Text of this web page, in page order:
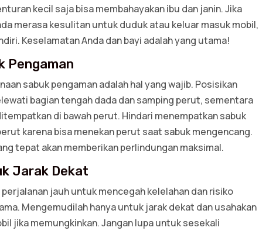
kecil saja bisa membahayakan ibu dan janin. Jika
merasa kesulitan untuk duduk atau keluar masuk mobil,
Keselamatan Anda dan bayi adalah yang utama!
Pengaman
sabuk pengaman adalah hal yang wajib. Posisikan
bagian tengah dada dan samping perut, sementara
di bawah perut. Hindari menempatkan sabuk
karena bisa menekan perut saat sabuk mengencang.
tepat akan memberikan perlindungan maksimal.
Jarak Dekat
jauh untuk mencegah kelelahan dan risiko
Mengemudilah hanya untuk jarak dekat dan usahakan
jika memungkinkan. Jangan lupa untuk sesekali